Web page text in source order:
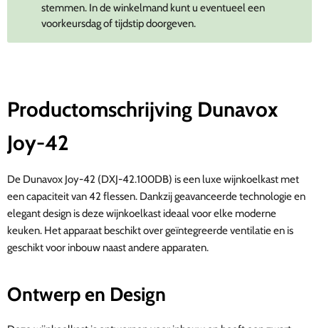
stemmen. In de winkelmand kunt u eventueel een
voorkeursdag of tijdstip doorgeven.
Productomschrijving Dunavox
Joy-42
De Dunavox Joy-42 (DXJ-42.100DB) is een luxe wijnkoelkast met
een capaciteit van 42 flessen. Dankzij geavanceerde technologie en
elegant design is deze wijnkoelkast ideaal voor elke moderne
keuken. Het apparaat beschikt over geïntegreerde ventilatie en is
geschikt voor inbouw naast andere apparaten.
Ontwerp en Design